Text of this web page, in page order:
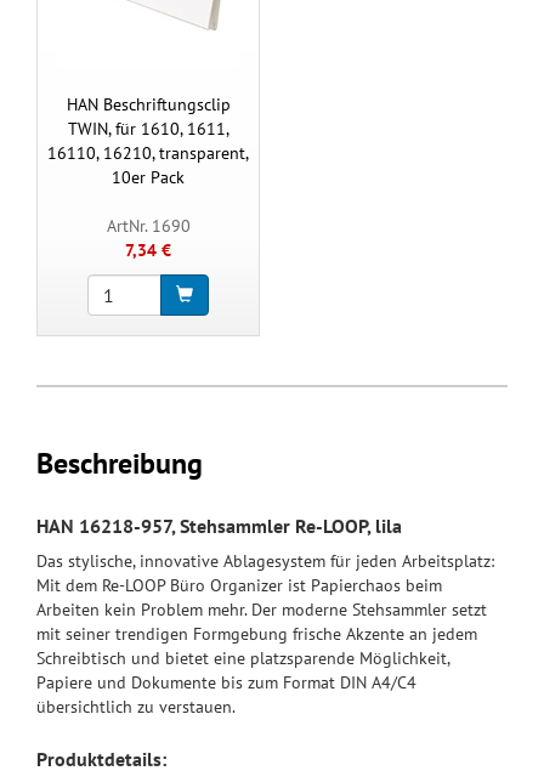
HAN Beschriftungsclip
TWIN, für 1610, 1611,
16110, 16210, transparent,
10er Pack
ArtNr. 1690
7,34 €
Beschreibung
HAN 16218-957, Stehsammler Re-LOOP, lila
Das stylische, innovative Ablagesystem für jeden Arbeitsplatz:
Mit dem Re-LOOP Büro Organizer ist Papierchaos beim
Arbeiten kein Problem mehr. Der moderne Stehsammler setzt
mit seiner trendigen Formgebung frische Akzente an jedem
Schreibtisch und bietet eine platzsparende Möglichkeit,
Papiere und Dokumente bis zum Format DIN A4/C4
übersichtlich zu verstauen.
Produktdetails: